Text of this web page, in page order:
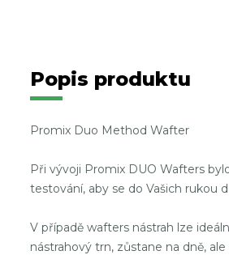
Popis produktu
Promix Duo Method Wafter
Při vývoji Promix DUO Wafters
testování, aby se do Vašich rukou
V případě wafters nástrah lze
nástrahový trn, zůstane na dně,